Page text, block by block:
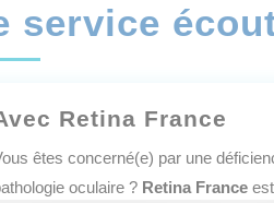
service
Retina France
êtes concerné(e) par une
oculaire ? Retina Franceest